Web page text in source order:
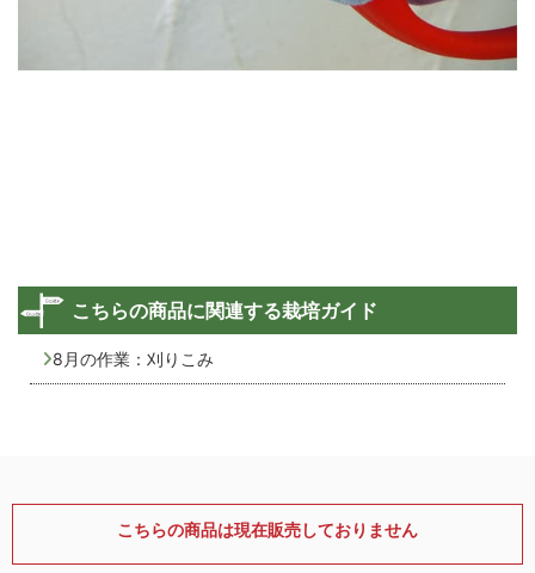
こちらの商品に関連する栽培ガイド
8月の作業：刈りこみ
こちらの商品は現在販売しておりません